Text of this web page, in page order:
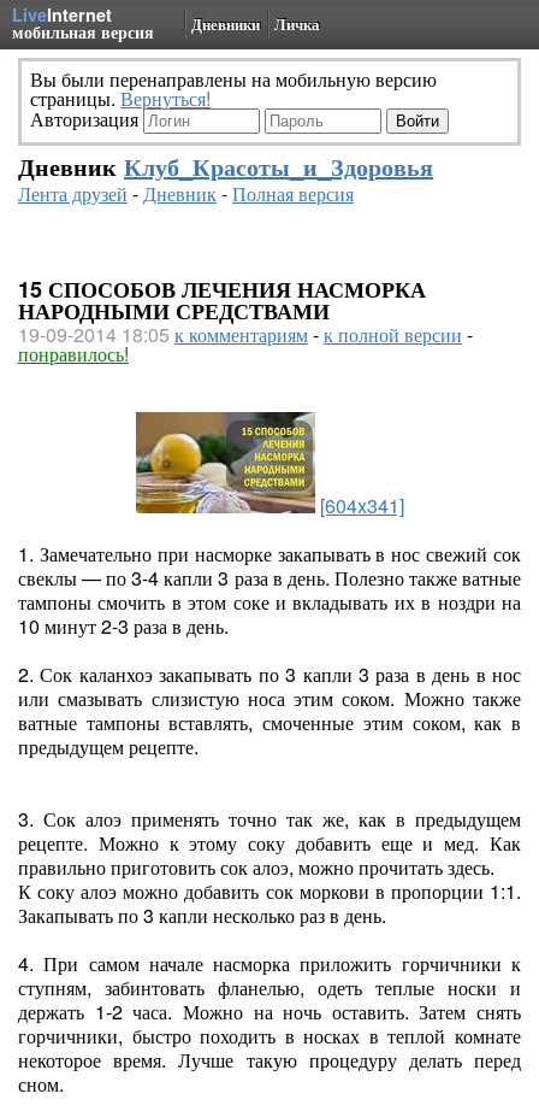
LiveInternet
мобильная версия Дневники Личка
Вы были перенаправлены на мобильную версию
страницы. Вернуться!
Авторизация
Дневник Клуб_Красоты_и_Здоровья
Лента друзей -Дневник-Полная версия
15 СПОСОБОВ ЛЕЧЕНИЯ НАСМОРКА
НАРОДНЫМИ СРЕДСТВАМИ
19-09-2014 18:05 к комментариям-к полной версии -
понравилось!
[604x341]
1. Замечательно при насморке закапывать в нос свежий сок
свеклы — по 3-4 капли 3 раза в день. Полезно также ватные
тампоны смочить в этом соке и вкладывать их в ноздри на
10 минут 2-3 раза в день.
2. Сок каланхоэ закапывать по 3 капли 3 раза в день в нос
или смазывать слизистую носа этим соком. Можно также
ватные тампоны вставлять, смоченные этим соком, как в
предыдущем рецепте.
3. Сок алоэ применять точно так же, как в предыдущем
рецепте. Можно к этому соку добавить еще и мед. Как
правильно приготовить сок алоэ, можно прочитать здесь.
К соку алоэ можно добавить сок моркови в пропорции 1:1.
Закапывать по 3 капли несколько раз в день.
4. При самом начале насморка приложить горчичники к
ступням, забинтовать фланелью, одеть теплые носки и
держать 1-2 часа. Можно на ночь оставить. Затем снять
горчичники, быстро походить в носках в теплой комнате
некоторое время. Лучше такую процедуру делать перед
сном.